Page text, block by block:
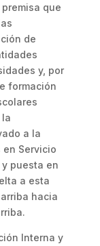
que
de
y, por
formación
a la
en Servicio
y puesta en
a esta
hacia
Interna y